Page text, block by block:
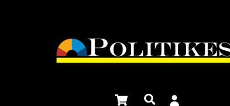
Cart Αναζήτηση